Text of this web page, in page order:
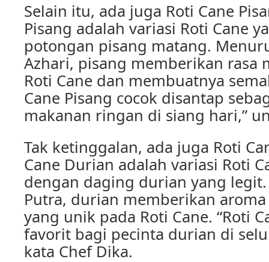
Selain itu, ada juga Roti Cane
Pisang adalah variasi Roti Cane
potongan pisang matang.
Azhari, pisang memberikan rasa
Roti Cane dan membuatnya
Cane Pisang cocok disantap
makanan ringan di siang hari,”
Tak ketinggalan, ada juga Roti
Cane Durian adalah variasi Roti
dengan daging durian yang
Putra, durian memberikan
yang unik pada Roti Cane. “Roti
favorit bagi pecinta durian di
kata Chef Dika.